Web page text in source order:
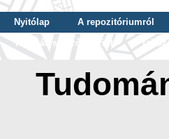
Nyitólap A repozitóriumról
Tallózás szerző szerint